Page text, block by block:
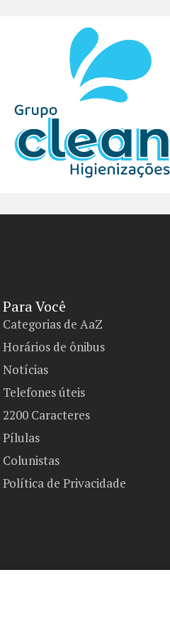
Para Você
Categorias de AaZ
Horários de ônibus
Notícias
Telefones úteis
2200 Caracteres
Pílulas
Colunistas
Política de Privacidade